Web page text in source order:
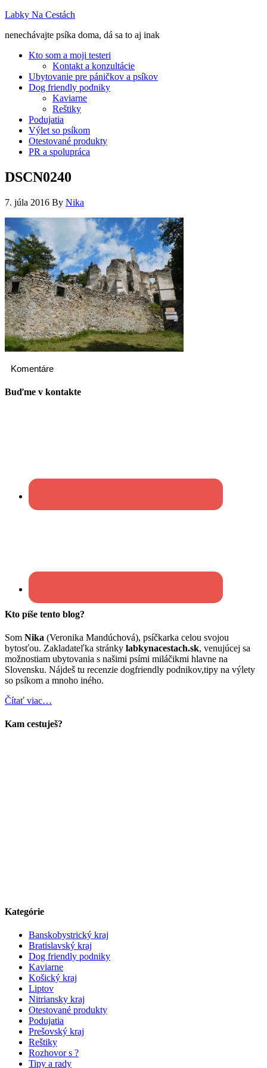
Labky Na Cestách
nenechávajte psíka doma, dá sa to aj inak
Kto som a moji testeri
Kontakt a konzultácie
Ubytovanie pre páničkov a psíkov
Dog friendly podniky
Kaviarne
Reštiky
Podujatia
Výlet so psíkom
Otestované produkty
PR a spolupráca
DSCN0240
7. júla 2016 By Nika
Komentáre
Buďme v kontakte
Kto píše tento blog?
Som Nika (Veronika Mandúchová), psíčkarka celou svojou
bytosťou. Zakladateľka stránky labkynacestach.sk, venujúcej sa
možnostiam ubytovania s našimi psími miláčikmi hlavne na
Slovensku. Nájdeš tu recenzie dogfriendly podnikov,tipy na výlety
so psíkom a mnoho iného.
Čítať viac…
Kam cestuješ?
Kategórie
Banskobystrický kraj
Bratislavský kraj
Dog friendly podniky
Kaviarne
Košický kraj
Liptov
Nitriansky kraj
Otestované produkty
Podujatia
Prešovský kraj
Reštiky
Rozhovor s ?
Tipy a rady